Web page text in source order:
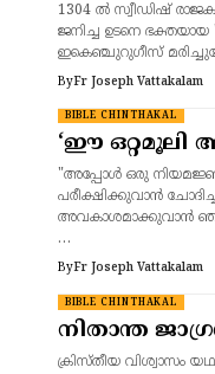
1304 ൽ സ്വീഡിഷ്
ജനിച്ച ഉടനെ ഭക്തയായ
ഇകെഞ്ചുറുഗീസ്‌
ByFr Joseph Vattakalam
BIBLE CHINTHAKAL
‘ഈ ഒറ്റമൂലി
"അപ്പോൾ ഒരു
പരീക്ഷിക്കുവാൻ
അവകാശമാക്കുവാൻ
…
ByFr Joseph Vattakalam
BIBLE CHINTHAKAL
നിതാന്ത
ക്രിസ്തീയ വിശ്വാസം